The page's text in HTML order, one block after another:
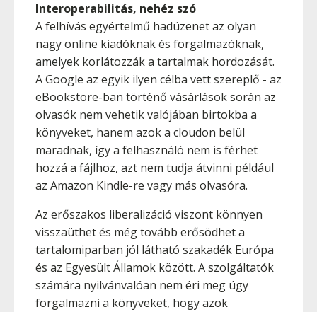
Interoperabilitás, nehéz szó
A felhívás egyértelmű hadüzenet az olyan
nagy online kiadóknak és forgalmazóknak,
amelyek korlátozzák a tartalmak hordozását.
A Google az egyik ilyen célba vett szereplő - az
eBookstore-ban történő vásárlások során az
olvasók nem vehetik valójában birtokba a
könyveket, hanem azok a cloudon belül
maradnak, így a felhasználó nem is férhet
hozzá a fájlhoz, azt nem tudja átvinni például
az Amazon Kindle-re vagy más olvasóra.
Az erőszakos liberalizáció viszont könnyen
visszaüthet és még tovább erősödhet a
tartalomiparban jól látható szakadék Európa
és az Egyesült Államok között. A szolgáltatók
számára nyilvánvalóan nem éri meg úgy
forgalmazni a könyveket, hogy azok